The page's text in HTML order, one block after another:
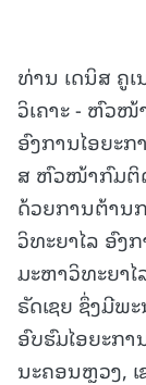
ທ່ານ ເດນິສ ຄູ
ວິເຄາະ - ຫົວໜ້
ອົງການໄອຍະ
ສ ຫົວໜ້າກົມຕິ
ດ້ວຍການຕ້ານ
ວິທະຍາໄລ ອົງ
ມະຫາວິທະຍາ
ຣັດເຊຍ ຊຶ່ງມີພ
ອົບຮົມໄອຍະກ
ນະຄອນຫຼວງ,